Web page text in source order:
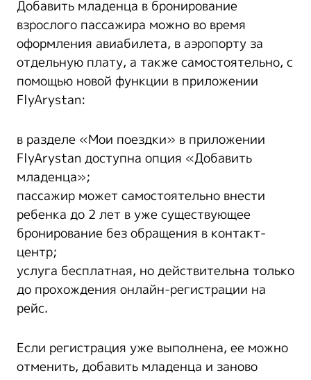
Добавить младенца в бронирование
взрослого пассажира можно во время
оформления авиабилета, в аэропорту за
отдельную плату, а также самостоятельно, с
помощью новой функции в приложении
FlyArystan:
в разделе «Мои поездки» в приложении
FlyArystan доступна опция «Добавить
младенца»;
пассажир может самостоятельно внести
ребенка до 2 лет в уже существующее
бронирование без обращения в контакт-
центр;
услуга бесплатная, но действительна только
до прохождения онлайн-регистрации на
рейс.
Если регистрация уже выполнена, ее можно
отменить, добавить младенца и заново